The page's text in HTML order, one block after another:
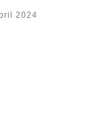
2024